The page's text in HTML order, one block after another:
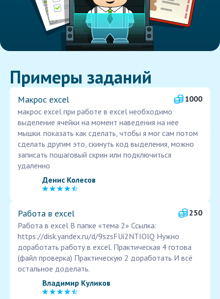
Примеры заданий
Макрос excel
1000
макрос excel при работе в excel необходимо
выделение ячейки на момент наведения на нее
мышки. показать как сделать, чтобы я мог сам потом
сделать другим это, скинуть код выделения, можно
записать пошаговый скрин или подключиться
удаленно
Денис Колесов
Работа в excel
250
Работа в excel В папке «тема 2» Ссылка:
https://disk.yandex.ru/d/9szsFUi2NTIOlQ Нужно
доработать работу в excel. Практическая 4 готова
(файл проверка) Практическую 2 доработать И всё
остальное доделать.
Владимир Куликов